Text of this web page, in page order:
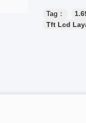
Tag：
Tft Lcd